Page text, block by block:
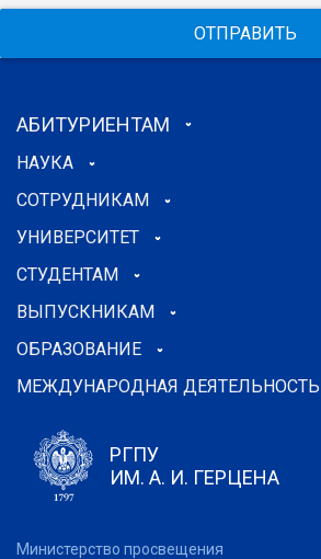
ОТПРАВИТЬ
АБИТУРИЕНТАМ
НАУКА
СОТРУДНИКАМ
УНИВЕРСИТЕТ
СТУДЕНТАМ
ВЫПУСКНИКАМ
ОБРАЗОВАНИЕ
МЕЖДУНАРОДНАЯ ДЕЯТЕЛЬНОСТЬ
РГПУ
ИМ. А. И. ГЕРЦЕНА
Министерство просвещения